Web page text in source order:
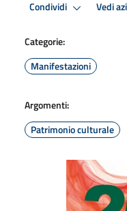
Condividi Vedi
Categorie:
Manifestazioni
Argomenti:
Patrimonio culturale